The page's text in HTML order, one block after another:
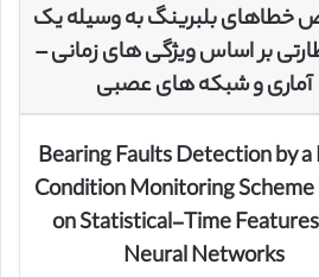
خطاهای بلبرینگ به وسیله یک
بر اساس ویژگی های زمانی –
آماری و شبکه های عصبی
Bearing Faults Detection by
Condition Monitoring Scheme
on Statistical-Time
Neural Networks